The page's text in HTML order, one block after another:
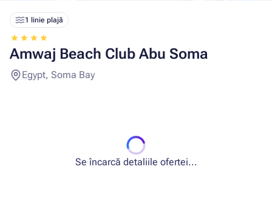
1 linie plajă
Amwaj Beach Club Abu Soma
Egypt, Soma Bay
Se încarcă detaliile ofertei...